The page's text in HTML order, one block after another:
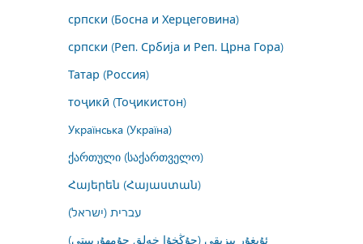
српски (Босна и Херцеговина)
српски (Реп. Србија и Реп. Црна Гора)
Татар (Россия)
тоҷикӣ (Тоҷикистон)
Українська (Україна)
ქართული (საქართველო)
Հայերեն (Հայաստան)
עברית (ישראל)
ئۇيغۇر يېزىقى (جۇڭخۇا خەلق جۇمھۇرىيىتى)